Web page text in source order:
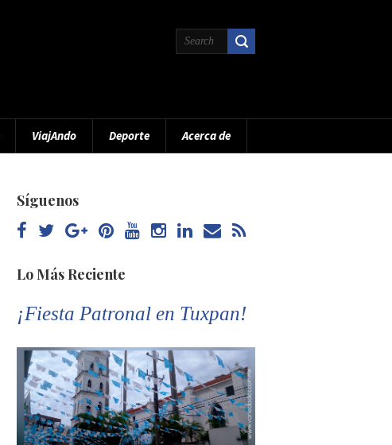
ViajAndo Deporte Acerca de
Síguenos
Lo Más Reciente
¡Fiesta Patronal en Tuxpan!